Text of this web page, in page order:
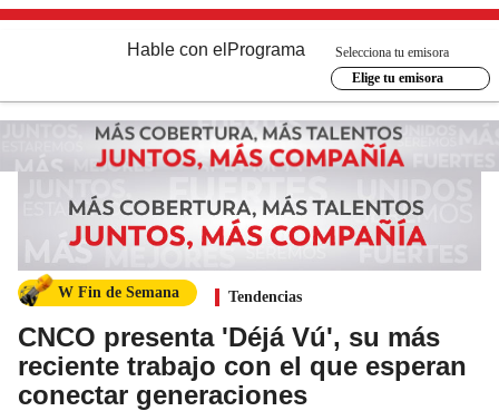
Hable con el Programa
Selecciona tu emisora
Elige tu emisora
W Fin de Semana Tendencias
CNCO presenta 'Déjá Vú', su más
reciente trabajo con el que esperan
conectar generaciones